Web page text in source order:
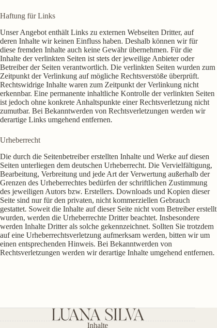
Haftung für Links
Unser Angebot enthält Links zu externen Webseiten Dritter, auf
deren Inhalte wir keinen Einfluss haben. Deshalb können wir für
diese fremden Inhalte auch keine Gewähr übernehmen. Für die
Inhalte der verlinkten Seiten ist stets der jeweilige Anbieter oder
Betreiber der Seiten verantwortlich. Die verlinkten Seiten wurden zum
Zeitpunkt der Verlinkung auf mögliche Rechtsverstöße überprüft.
Rechtswidrige Inhalte waren zum Zeitpunkt der Verlinkung nicht
erkennbar. Eine permanente inhaltliche Kontrolle der verlinkten Seiten
ist jedoch ohne konkrete Anhaltspunkte einer Rechtsverletzung nicht
zumutbar. Bei Bekanntwerden von Rechtsverletzungen werden wir
derartige Links umgehend entfernen.
Urheberrecht
Die durch die Seitenbetreiber erstellten Inhalte und Werke auf diesen
Seiten unterliegen dem deutschen Urheberrecht. Die Vervielfältigung,
Bearbeitung, Verbreitung und jede Art der Verwertung außerhalb der
Grenzen des Urheberrechtes bedürfen der schriftlichen Zustimmung
des jeweiligen Autors bzw. Erstellers. Downloads und Kopien dieser
Seite sind nur für den privaten, nicht kommerziellen Gebrauch
gestattet. Soweit die Inhalte auf dieser Seite nicht vom Betreiber erstellt
wurden, werden die Urheberrechte Dritter beachtet. Insbesondere
werden Inhalte Dritter als solche gekennzeichnet. Sollten Sie trotzdem
auf eine Urheberrechtsverletzung aufmerksam werden, bitten wir um
einen entsprechenden Hinweis. Bei Bekanntwerden von
Rechtsverletzungen werden wir derartige Inhalte umgehend entfernen.
Inhalte